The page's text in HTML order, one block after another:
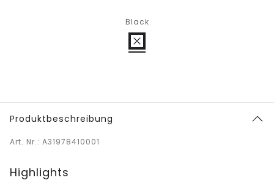
Black
Produktbeschreibung
Art. Nr.: A31978410001
Highlights